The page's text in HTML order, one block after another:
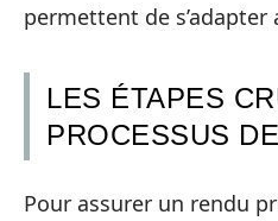
permettent de
LES ÉTAPES
PROCESSUS
Pour assurer un rendu